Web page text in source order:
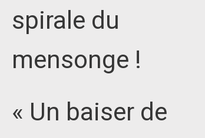
spirale du
mensonge !
« Un baiser de